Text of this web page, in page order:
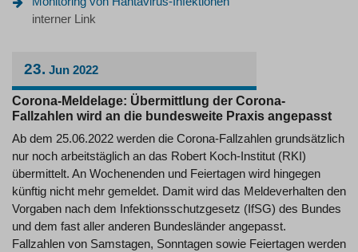
interner Link
23. Jun 2022
Corona-Meldelage: Übermittlung der Corona-
Fallzahlen wird an die bundesweite Praxis angepasst
Ab dem 25.06.2022 werden die Corona-Fallzahlen grundsätzlich
nur noch arbeitstäglich an das Robert Koch-Institut (RKI)
übermittelt. An Wochenenden und Feiertagen wird hingegen
künftig nicht mehr gemeldet. Damit wird das Meldeverhalten den
Vorgaben nach dem Infektionsschutzgesetz (IfSG) des Bundes
und dem fast aller anderen Bundesländer angepasst.
Fallzahlen von Samstagen, Sonntagen sowie Feiertagen werden